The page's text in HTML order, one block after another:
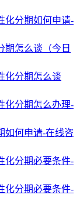
化分期如何申请-
期怎么谈（今日
化分期怎么谈
化分期怎么办理-
如何申请-在线咨
化分期必要条件-
化分期必要条件-